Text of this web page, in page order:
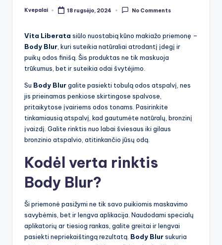
Posted
Kvepalai 18 rugsėjo, 2024 No Comments
Vita Liberata siūlo nuostabią kūno makiažo priemonę –
Body Blur , kuri suteikia natūraliai atrodantį įdegį ir
puikų odos finišą. Šis produktas ne tik maskuoja
trūkumus, bet ir suteikia odai švytėjimo.
Su Body Blurgalite pasiekti tobulą odos atspalvį, nes
jis prieinamas penkiose skirtingose spalvose,
pritaikytose įvairiems odos tonams. Pasirinkite
tinkamiausią atspalvį, kad gautumėte natūralų, bronzinį
įvaizdį. Galite rinktis nuo labai šviesaus iki gilaus
bronzinio atspalvio, atitinkančio jūsų odą.
Kodėl verta rinktis
Body Blur?
Ši priemonė pasižymi ne tik savo puikiomis maskavimo
savybėmis, bet ir lengva aplikacija. Naudodami specialų
aplikatorių ar tiesiog rankas, galite greitai ir lengvai
pasiekti nepriekaištingą rezultatą. Body Blursukuria